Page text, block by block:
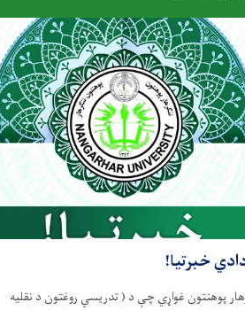
خبرتيا!
پوهنتون غواړي چې د ( تدريسي روغتون د نقليه